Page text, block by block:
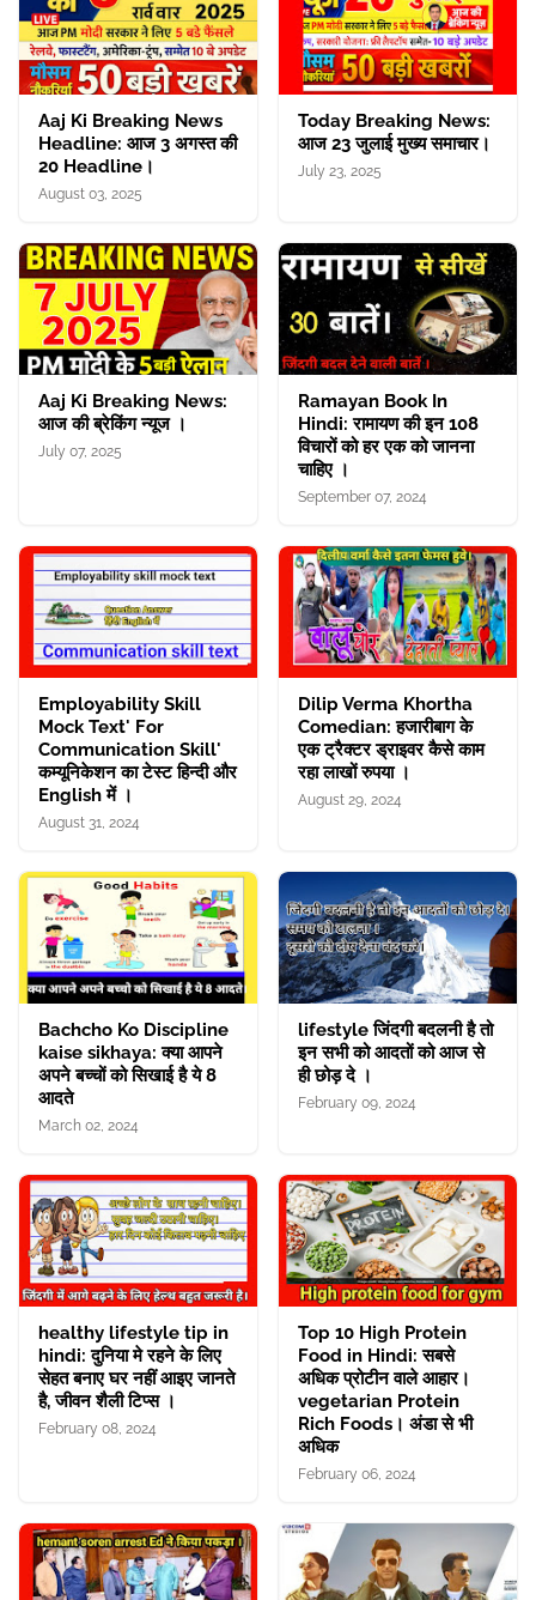
Aaj Ki Breaking News
Headline: आज 3 अगस्त की
20 Headline।
August 03, 2025
Today Breaking News:
आज 23 जुलाई मुख्य समाचार।
July 23, 2025
Aaj Ki Breaking News:
आज की ब्रेकिंग न्यूज ।
July 07, 2025
Ramayan Book In
Hindi: रामायण की इन 108
विचारों को हर एक को जानना
चाहिए ।
September 07, 2024
Employability Skill
Mock Text' For
Communication Skill'
कम्यूनिकेशन का टेस्ट हिन्दी और
English में ।
August 31, 2024
Dilip Verma Khortha
Comedian: हजारीबाग के
एक ट्रैक्टर ड्राइवर कैसे काम
रहा लाखों रुपया ।
August 29, 2024
Bachcho Ko Discipline
kaise sikhaya: क्या आपने
अपने बच्चों को सिखाई है ये 8
आदते
March 02, 2024
lifestyle जिंदगी बदलनी है तो
इन सभी को आदतों को आज से
ही छोड़ दे ।
February 09, 2024
healthy lifestyle tip in
hindi: दुनिया मे रहने के लिए
सेहत बनाए घर नहीं आइए जानते
है, जीवन शैली टिप्स ।
February 08, 2024
Top 10 High Protein
Food in Hindi: सबसे
अधिक प्रोटीन वाले आहार।
vegetarian Protein
Rich Foods। अंडा से भी
अधिक
February 06, 2024